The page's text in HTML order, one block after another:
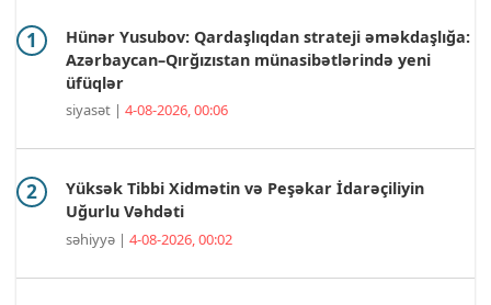
Hünər Yusubov: Qardaşlıqdan strateji əməkdaşlığa:
Azərbaycan–Qırğızıstan münasibətlərində yeni
üfüqlər
siyasət | 4-08-2026, 00:06
Yüksək Tibbi Xidmətin və Peşəkar İdarəçiliyin
Uğurlu Vəhdəti
səhiyyə | 4-08-2026, 00:02